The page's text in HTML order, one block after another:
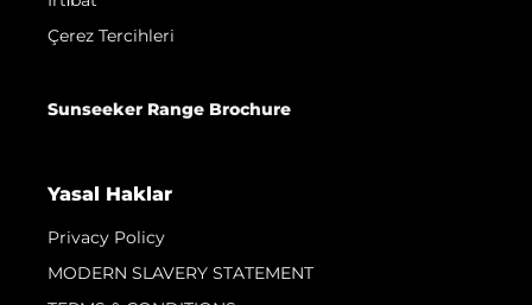
Çerez Tercihleri
Sunseeker Range Brochure
Yasal Haklar
Privacy Policy
MODERN SLAVERY STATEMENT